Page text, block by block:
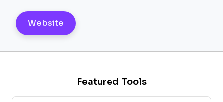
Website
Featured Tools